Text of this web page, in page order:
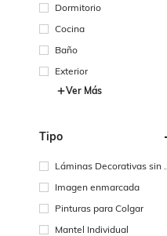
Dormitorio
Cocina
Baño
Exterior
Ver Más
Tipo
Láminas Decorativas sin M
Imagen enmarcada
Pinturas para Colgar
Mantel Individual